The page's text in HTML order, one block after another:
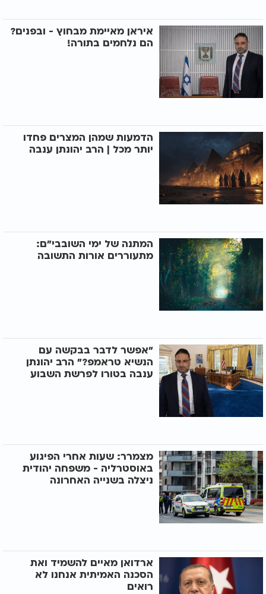
איראן מאיימת מבחוץ - ובפנים?
הם נלחמים בתורה!
הדמעות שמהן המצרים פחדו
יותר מכל | הרב יהונתן ענבה
המתנה של ימי השובבי"ם:
מתעוררים אורות התשובה
"אפשר לדבר בבקשה עם
הנשיא טראמפ?" הרב יהונתן
ענבה בטורו לפרשת השבוע
מצמרר: שעות אחרי הפיגוע
באוסטרליה - משפחה יהודית
ניצלה בשנייה האחרונה
ארדואן מאיים להשמיד ואת
הסכנה האמיתית אנחנו לא
רואים